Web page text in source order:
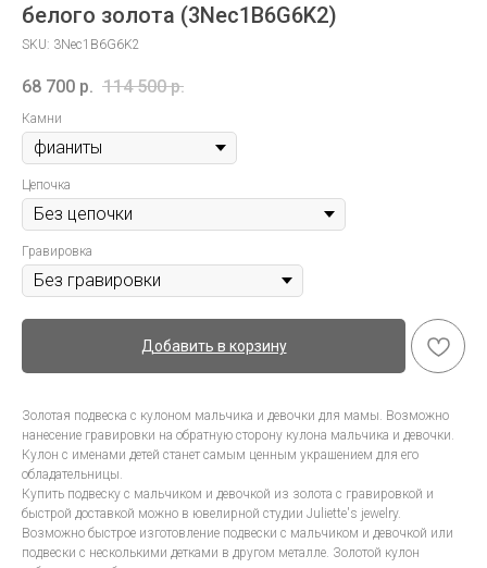
белого золота (3Nec1B6G6K2)
SKU: 3Nec1B6G6K2
68 700 р. 114 500 р.
Камни
Цепочка
Гравировка
Добавить в корзину
Золотая подвеска с кулоном мальчика и девочки для мамы. Возможно
нанесение гравировки на обратную сторону кулона мальчика и девочки.
Кулон с именами детей станет самым ценным украшением для его
обладательницы.
Купить подвеску с мальчиком и девочкой из золота с гравировкой и
быстрой доставкой можно в ювелирной студии Juliette's jewelry.
Возможно быстрое изготовление подвески с мальчиком и девочкой или
подвески с несколькими детками в другом металле. Золотой кулон